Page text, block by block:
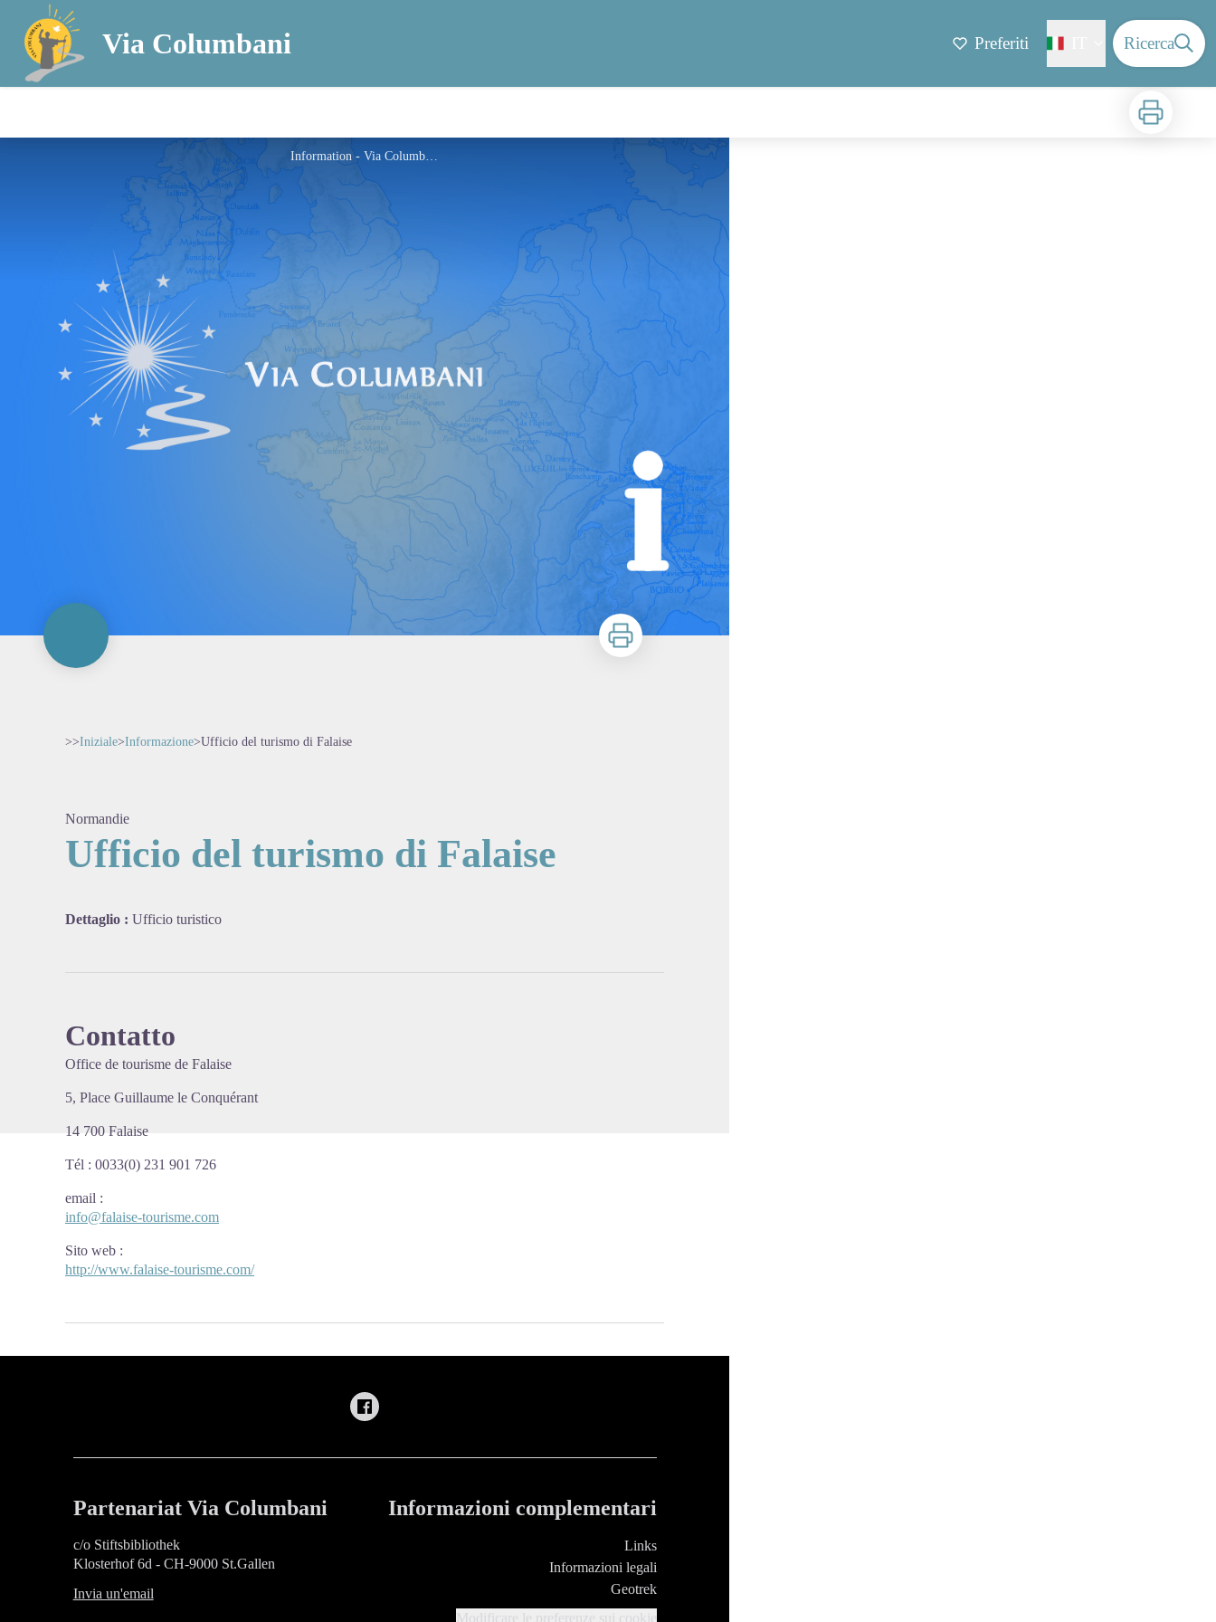
Via Columbani Preferiti Ricerca
Stampa
Information - Via Columbani
Stampa
>>Iniziale>Informazione>Ufficio del turismo di Falaise
Normandie
Ufficio del turismo di Falaise
Dettaglio : Ufficio turistico
Contatto
Office de tourisme de Falaise
5, Place Guillaume le Conquérant
14 700 Falaise
Tél : 0033(0) 231 901 726
email :
info@falaise-tourisme.com
Sito web :
http://www.falaise-tourisme.com/
Partenariat Via Columbani
c/o Stiftsbibliothek
Klosterhof 6d - CH-9000 St.Gallen
Invia un'email
Informazioni complementari
Links
Informazioni legali
Geotrek
Modificare le preferenze sui cookie